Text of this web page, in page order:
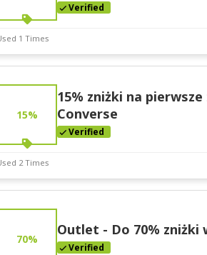
Verified
1 Times
Stats
Nov-30-2025
15%
15% zniżki na
Converse
Verified
2 Times
Stats
Nov-30-2025
70%
Outlet - Do 70% zniżki
Verified